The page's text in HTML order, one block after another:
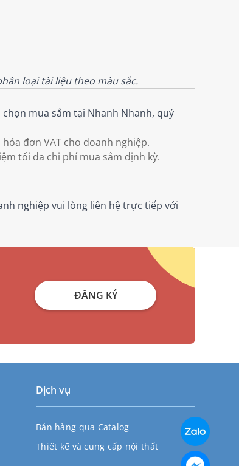
loại tài liệu theo màu sắc.
mua sắm tại Nhanh Nhanh, quý
đơn VAT cho doanh nghiệp.
tối đa chi phí mua sắm định kỳ.
nghiệp vui lòng liên hệ trực tiếp với
ĐĂNG KÝ
Dịch vụ
Bán hàng qua Catalog
Thiết kế và cung cấp nội thất